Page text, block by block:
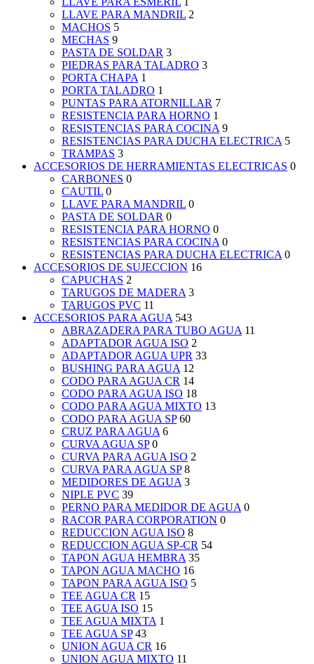
LLAVE PARA MANDRIL 2
MACHOS 5
MECHAS 9
PASTA DE SOLDAR 3
PIEDRAS PARA TALADRO 3
PORTA CHAPA 1
PORTA TALADRO 1
PUNTAS PARA ATORNILLAR 7
RESISTENCIA PARA HORNO 1
RESISTENCIAS PARA COCINA 9
RESISTENCIAS PARA DUCHA ELECTRICA 5
TRAMPAS 3
ACCESORIOS DE HERRAMIENTAS ELECTRICAS 0
CARBONES 0
CAUTIL 0
LLAVE PARA MANDRIL 0
PASTA DE SOLDAR 0
RESISTENCIA PARA HORNO 0
RESISTENCIAS PARA COCINA 0
RESISTENCIAS PARA DUCHA ELECTRICA 0
ACCESORIOS DE SUJECCION 16
CAPUCHAS 2
TARUGOS DE MADERA 3
TARUGOS PVC 11
ACCESORIOS PARA AGUA 543
ABRAZADERA PARA TUBO AGUA 11
ADAPTADOR AGUA ISO 2
ADAPTADOR AGUA UPR 33
BUSHING PARA AGUA 12
CODO PARA AGUA CR 14
CODO PARA AGUA ISO 18
CODO PARA AGUA MIXTO 13
CODO PARA AGUA SP 60
CRUZ PARA AGUA 6
CURVA AGUA SP 0
CURVA PARA AGUA ISO 2
CURVA PARA AGUA SP 8
MEDIDORES DE AGUA 3
NIPLE PVC 39
PERNO PARA MEDIDOR DE AGUA 0
RACOR PARA CORPORATION 0
REDUCCION AGUA ISO 8
REDUCCION AGUA SP-CR 54
TAPON AGUA HEMBRA 35
TAPON AGUA MACHO 16
TAPON PARA AGUA ISO 5
TEE AGUA CR 15
TEE AGUA ISO 15
TEE AGUA MIXTA 1
TEE AGUA SP 43
UNION AGUA CR 16
UNION AGUA MIXTO 11